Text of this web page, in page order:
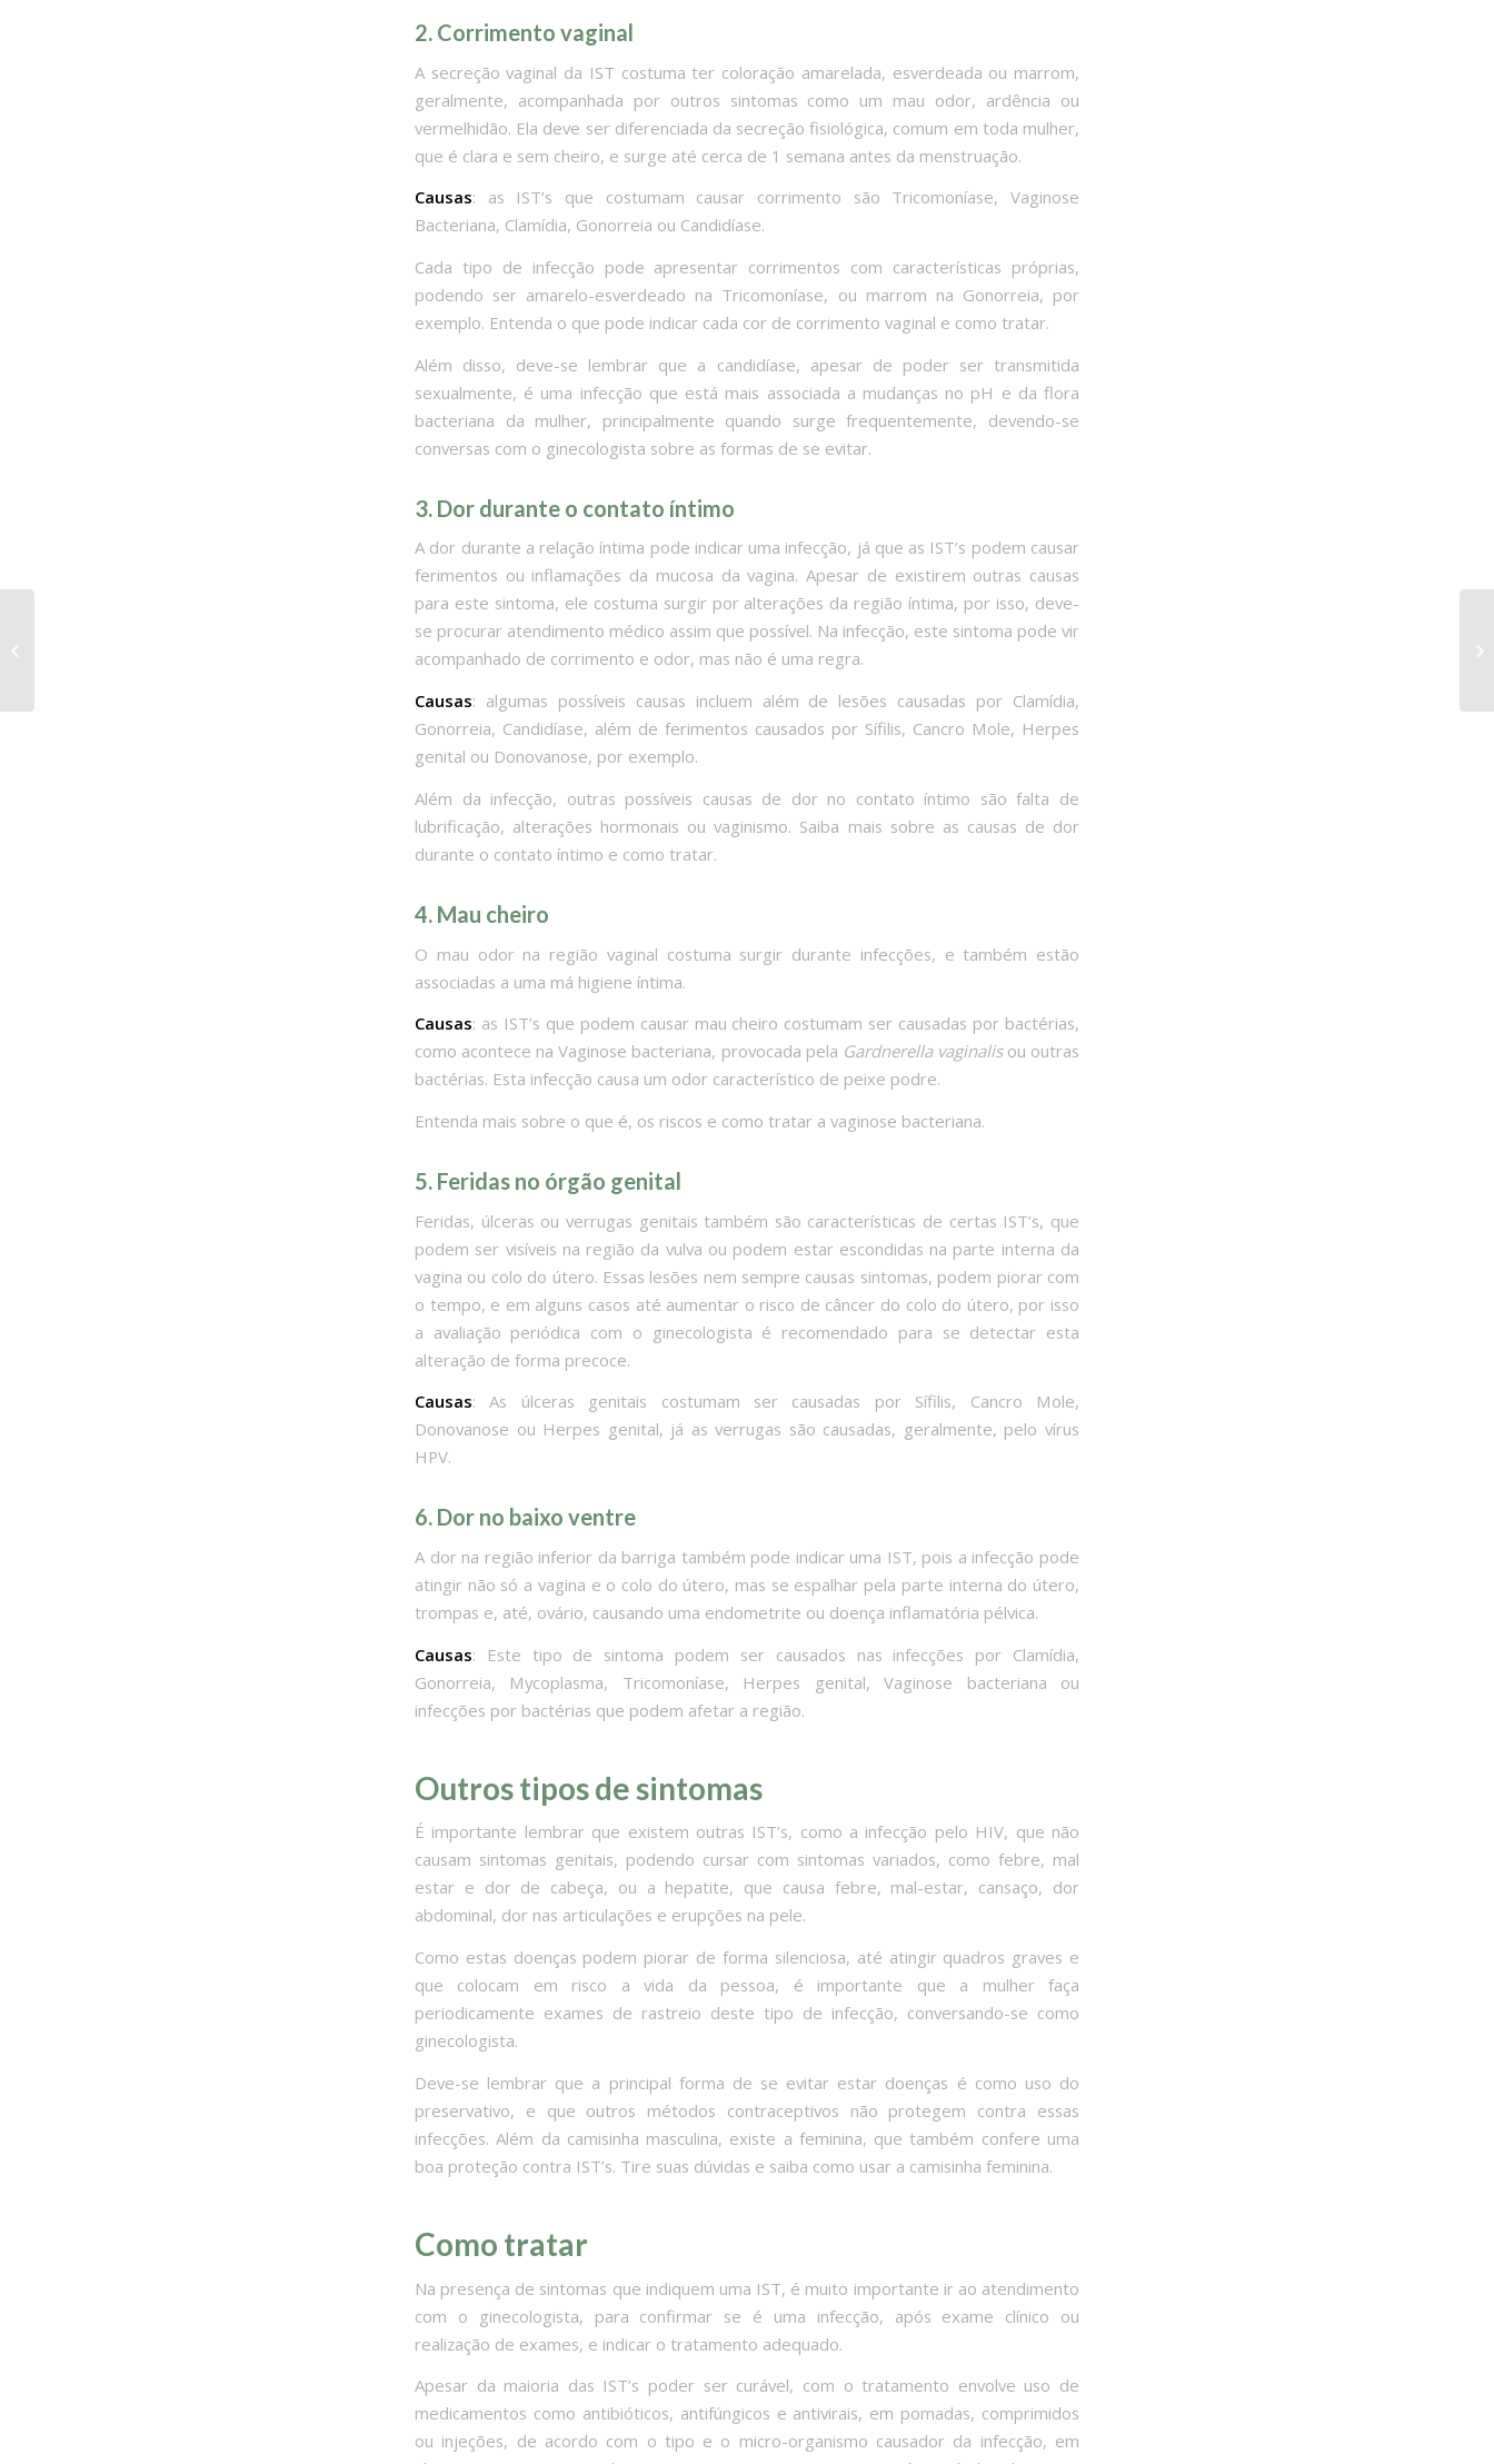
2. Corrimento vaginal
A secreção vaginal da IST costuma ter coloração amarelada, esverdeada ou marrom,
geralmente, acompanhada por outros sintomas como um mau odor, ardência ou
vermelhidão. Ela deve ser diferenciada da secreção fisiológica, comum em toda mulher,
que é clara e sem cheiro, e surge até cerca de 1 semana antes da menstruação.
Causas: as IST’s que costumam causar corrimento são Tricomoníase, Vaginose
Bacteriana, Clamídia, Gonorreia ou Candidíase.
Cada tipo de infecção pode apresentar corrimentos com características próprias,
podendo ser amarelo-esverdeado na Tricomoníase, ou marrom na Gonorreia, por
exemplo. Entenda o que pode indicar cada cor de corrimento vaginal e como tratar.
Além disso, deve-se lembrar que a candidíase, apesar de poder ser transmitida
sexualmente, é uma infecção que está mais associada a mudanças no pH e da flora
bacteriana da mulher, principalmente quando surge frequentemente, devendo-se
conversas com o ginecologista sobre as formas de se evitar.
3. Dor durante o contato íntimo
A dor durante a relação íntima pode indicar uma infecção, já que as IST’s podem causar
ferimentos ou inflamações da mucosa da vagina. Apesar de existirem outras causas
para este sintoma, ele costuma surgir por alterações da região íntima, por isso, deve-
se procurar atendimento médico assim que possível. Na infecção, este sintoma pode vir
acompanhado de corrimento e odor, mas não é uma regra.
Causas: algumas possíveis causas incluem além de lesões causadas por Clamídia,
Gonorreia, Candidíase, além de ferimentos causados por Sífilis, Cancro Mole, Herpes
genital ou Donovanose, por exemplo.
Além da infecção, outras possíveis causas de dor no contato íntimo são falta de
lubrificação, alterações hormonais ou vaginismo. Saiba mais sobre as causas de dor
durante o contato íntimo e como tratar.
4. Mau cheiro
O mau odor na região vaginal costuma surgir durante infecções, e também estão
associadas a uma má higiene íntima.
Causas: as IST’s que podem causar mau cheiro costumam ser causadas por bactérias,
como acontece na Vaginose bacteriana, provocada pela Gardnerella vaginalisou outras
bactérias. Esta infecção causa um odor característico de peixe podre.
Entenda mais sobre o que é, os riscos e como tratar a vaginose bacteriana.
5. Feridas no órgão genital
Feridas, úlceras ou verrugas genitais também são características de certas IST’s, que
podem ser visíveis na região da vulva ou podem estar escondidas na parte interna da
vagina ou colo do útero. Essas lesões nem sempre causas sintomas, podem piorar com
o tempo, e em alguns casos até aumentar o risco de câncer do colo do útero, por isso
a avaliação periódica com o ginecologista é recomendado para se detectar esta
alteração de forma precoce.
Causas: As úlceras genitais costumam ser causadas por Sífilis, Cancro Mole,
Donovanose ou Herpes genital, já as verrugas são causadas, geralmente, pelo vírus
HPV.
6. Dor no baixo ventre
A dor na região inferior da barriga também pode indicar uma IST, pois a infecção pode
atingir não só a vagina e o colo do útero, mas se espalhar pela parte interna do útero,
trompas e, até, ovário, causando uma endometrite ou doença inflamatória pélvica.
Causas: Este tipo de sintoma podem ser causados nas infecções por Clamídia,
Gonorreia, Mycoplasma, Tricomoníase, Herpes genital, Vaginose bacteriana ou
infecções por bactérias que podem afetar a região.
Outros tipos de sintomas
É importante lembrar que existem outras IST’s, como a infecção pelo HIV, que não
causam sintomas genitais, podendo cursar com sintomas variados, como febre, mal
estar e dor de cabeça, ou a hepatite, que causa febre, mal-estar, cansaço, dor
abdominal, dor nas articulações e erupções na pele.
Como estas doenças podem piorar de forma silenciosa, até atingir quadros graves e
que colocam em risco a vida da pessoa, é importante que a mulher faça
periodicamente exames de rastreio deste tipo de infecção, conversando-se como
ginecologista.
Deve-se lembrar que a principal forma de se evitar estar doenças é como uso do
preservativo, e que outros métodos contraceptivos não protegem contra essas
infecções. Além da camisinha masculina, existe a feminina, que também confere uma
boa proteção contra IST’s. Tire suas dúvidas e saiba como usar a camisinha feminina.
Como tratar
Na presença de sintomas que indiquem uma IST, é muito importante ir ao atendimento
com o ginecologista, para confirmar se é uma infecção, após exame clínico ou
realização de exames, e indicar o tratamento adequado.
Apesar da maioria das IST’s poder ser curável, com o tratamento envolve uso de
medicamentos como antibióticos, antifúngicos e antivirais, em pomadas, comprimidos
ou injeções, de acordo com o tipo e o micro-organismo causador da infecção, em